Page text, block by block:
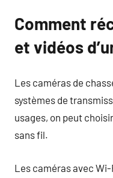
Comment
et vidéos
Les caméras de
systèmes de
usages, on peut
sans fil.
Les caméras avec